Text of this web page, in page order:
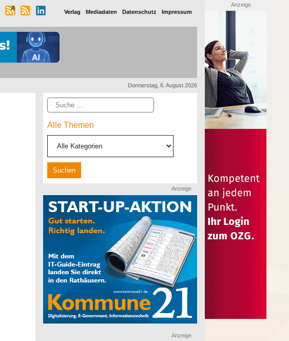
Verlag Mediadaten Datenschutz Impressum
Donnerstag, 6. August 2026
Suche
Alle Themen
Anzeige
Anzeige
Anzeige